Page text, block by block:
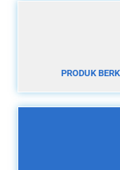
PRODUK